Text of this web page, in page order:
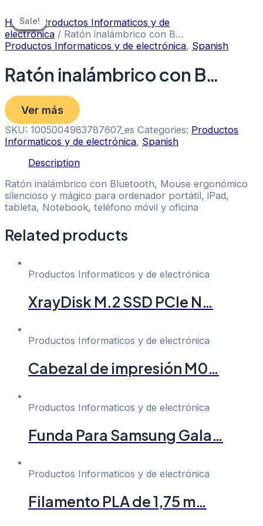
to
content
Home/ Productos Informaticos y de
electrónica / Ratón inalámbrico con B…
Productos Informaticos y de electrónica, Spanish
Ratón inalámbrico con B…
Ver más
SKU: 1005004983787607_es Categories: Productos
Informaticos y de electrónica, Spanish
Description
Ratón inalámbrico con Bluetooth, Mouse ergonómico
silencioso y mágico para ordenador portátil, iPad,
tableta, Notebook, teléfono móvil y oficina
Related products
Sale!
Sale!
Productos Informaticos y de electrónica
XrayDisk M.2 SSD PCIe N…
Productos Informaticos y de electrónica
Cabezal de impresión M0…
Sale!
Sale!
Productos Informaticos y de electrónica
Funda Para Samsung Gala…
Sale!
Sale!
Productos Informaticos y de electrónica
Filamento PLA de 1,75 m…